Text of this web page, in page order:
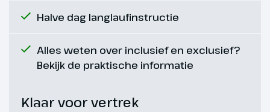
Halve dag langlaufinstructie
Alles weten over inclusief en exclusief?
Bekijk de praktische informatie
Klaar voor vertrek